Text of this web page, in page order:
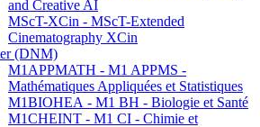
and Creative AI
MScT-XCin - MScT-Extended
Cinematography XCin
(DNM)
M1APPMATH - M1 APPMS -
Mathématiques Appliquées et Statistiques
M1BIOHEA - M1 BH - Biologie et Santé
M1CHEINT - M1 CI - Chimie et